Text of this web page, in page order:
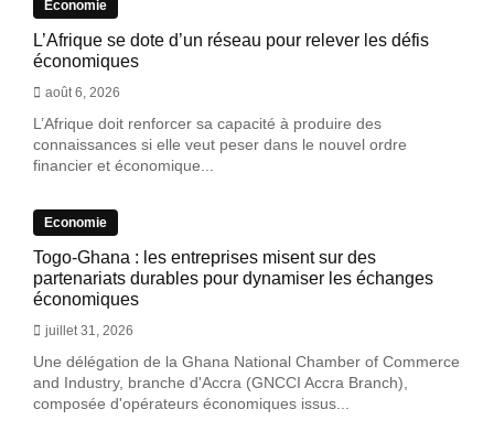
Economie
L’Afrique se dote d’un réseau pour relever les défis
économiques
août 6, 2026
L’Afrique doit renforcer sa capacité à produire des
connaissances si elle veut peser dans le nouvel ordre
financier et économique...
Economie
Togo-Ghana : les entreprises misent sur des
partenariats durables pour dynamiser les échanges
économiques
juillet 31, 2026
Une délégation de la Ghana National Chamber of Commerce
and Industry, branche d'Accra (GNCCI Accra Branch),
composée d'opérateurs économiques issus...